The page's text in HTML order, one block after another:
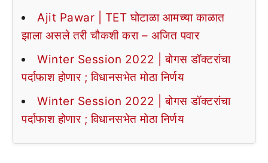
Ajit Pawar | TET घोटाळा आमच्या काळात
झाला असले तरी चौकशी करा – अजित पवार
Winter Session 2022 | बोगस डॉक्टरांचा
पर्दाफाश होणार ; विधानसभेत मोठा निर्णय
Winter Session 2022 | बोगस डॉक्टरांचा
पर्दाफाश होणार ; विधानसभेत मोठा निर्णय